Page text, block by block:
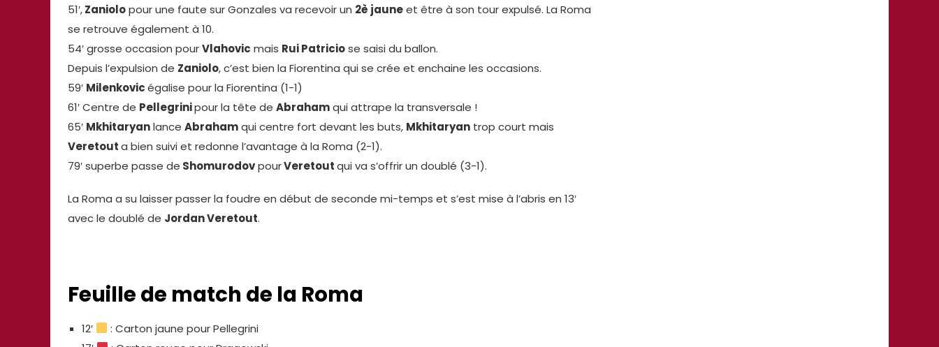
51′,Zaniolopour une faute sur Gonzales va recevoir un 2è jauneet être à son tour expulsé. La Roma
se retrouve également à 10.
54′ grosse occasion pourVlahovic mais Rui Patriciose saisi du ballon.
Depuis l’expulsion de Zaniolo, c’est bien la Fiorentina qui se crée et enchaine les occasions.
59′ Milenkovicégalise pour la Fiorentina (1-1)
61′ Centre de Pellegrinipour la tête de Abrahamqui attrape la transversale !
65′ Mkhitaryanlance Abrahamqui centre fort devant les buts, Mkhitaryan trop court mais
Veretouta bien suivi et redonne l’avantage à la Roma (2-1).
79′ superbe passe de ShomurodovpourVeretoutqui va s’offrir un doublé (3-1).
La Roma a su laisser passer la foudre en début de seconde mi-temps et s’est mise à l’abris en 13′
avec le doublé de Jordan Veretout.
Feuille de match de la Roma
12′
: Carton jaune pour Pellegrini